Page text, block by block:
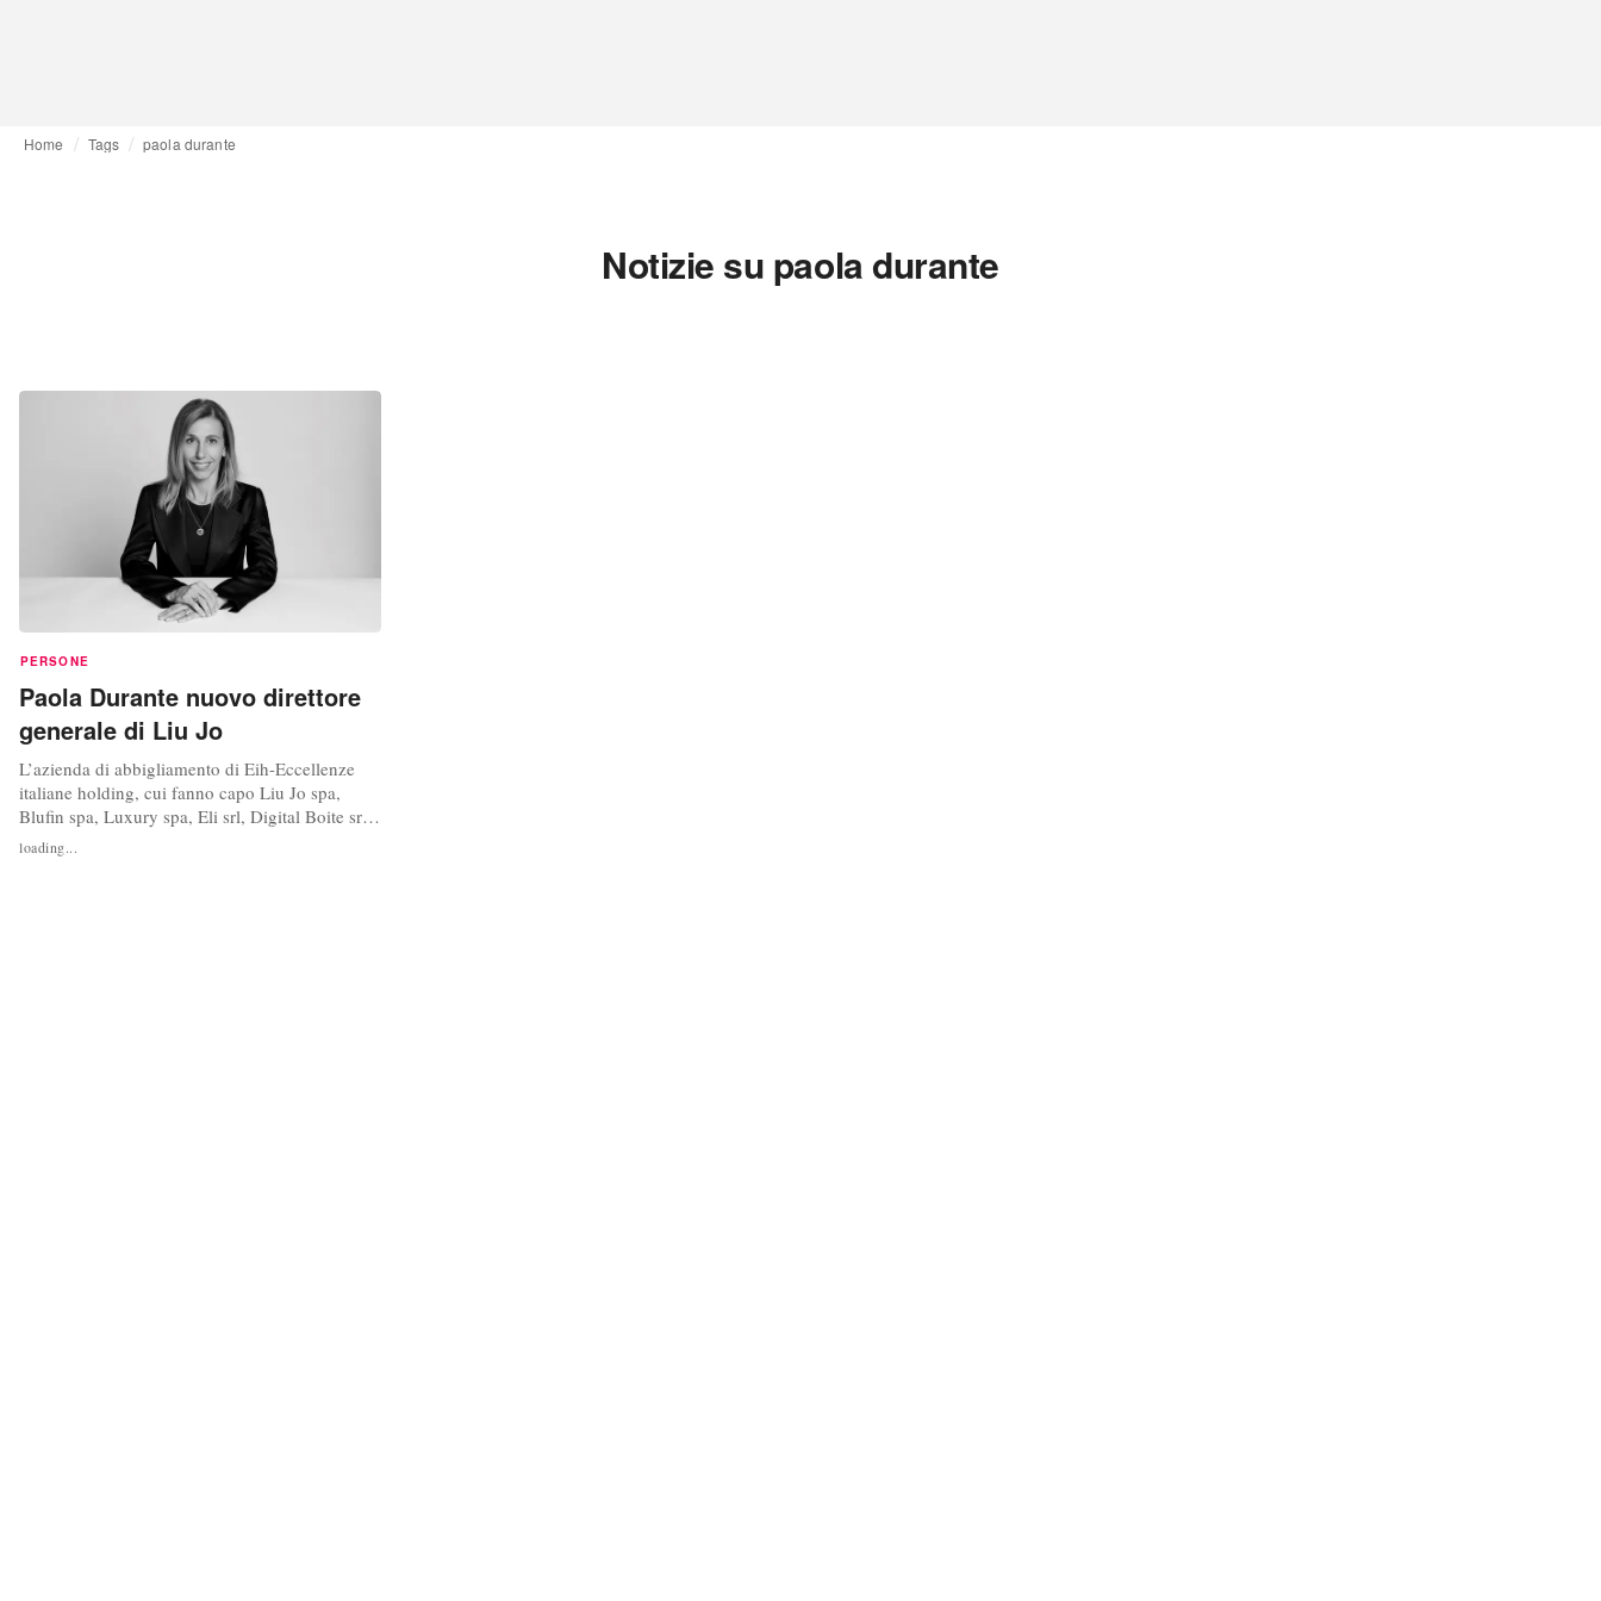
Home Tags paola durante
Notizie su paola durante
PERSONE
Paola Durante nuovo direttore
generale di Liu Jo
L’azienda di abbigliamento di Eih-Eccellenze
italiane holding, cui fanno capo Liu Jo spa,
Blufin spa, Luxury spa, Eli srl, Digital Boite srl
ed Eih Logistics, ha affidato a a Paola Durante il
ruolo di direttore generale. "Liu Jo, fondata da
loading...